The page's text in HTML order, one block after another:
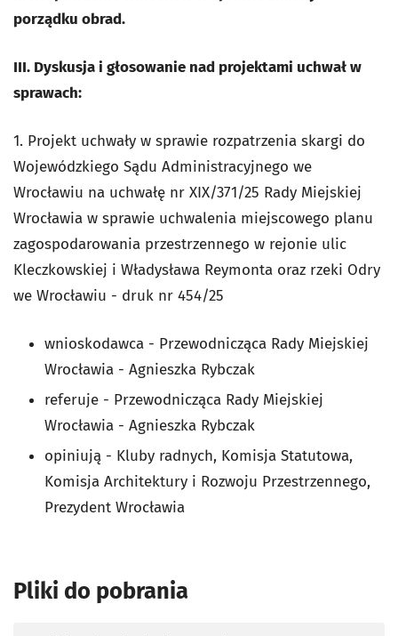
porządku obrad.
III. Dyskusja i głosowanie nad projektami uchwał w
sprawach:
1. Projekt uchwały w sprawie rozpatrzenia skargi do
Wojewódzkiego Sądu Administracyjnego we
Wrocławiu na uchwałę nr XIX/371/25 Rady Miejskiej
Wrocławia w sprawie uchwalenia miejscowego planu
zagospodarowania przestrzennego w rejonie ulic
Kleczkowskiej i Władysława Reymonta oraz rzeki Odry
we Wrocławiu - druk nr 454/25
wnioskodawca - Przewodnicząca Rady Miejskiej
Wrocławia - Agnieszka Rybczak
referuje - Przewodnicząca Rady Miejskiej
Wrocławia - Agnieszka Rybczak
opiniują - Kluby radnych, Komisja Statutowa,
Komisja Architektury i Rozwoju Przestrzennego,
Prezydent Wrocławia
Pliki do pobrania